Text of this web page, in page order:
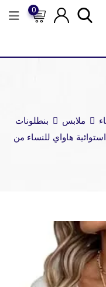
0
ملابس
بنطلونات
هاواي للنساء من